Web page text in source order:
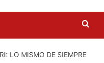
LO MISMO DE SIEMPRE